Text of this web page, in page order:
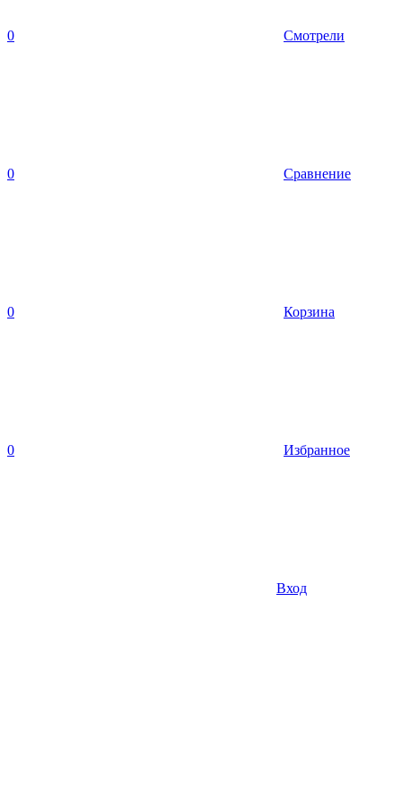
0 Смотрели
0 Сравнение
0 Корзина
0 Избранное
Вход